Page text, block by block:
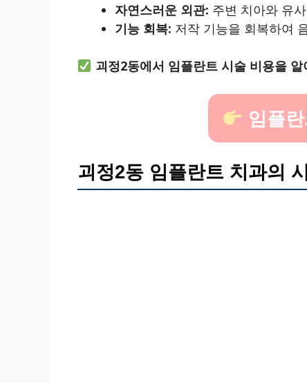
자연스러운 외관: 주변 치아와 유
기능 회복: 저작 기능을 회복하여
괴정2동에서 임플란트 시술 비용을 알
임플
괴정2동 임플란트 치과의